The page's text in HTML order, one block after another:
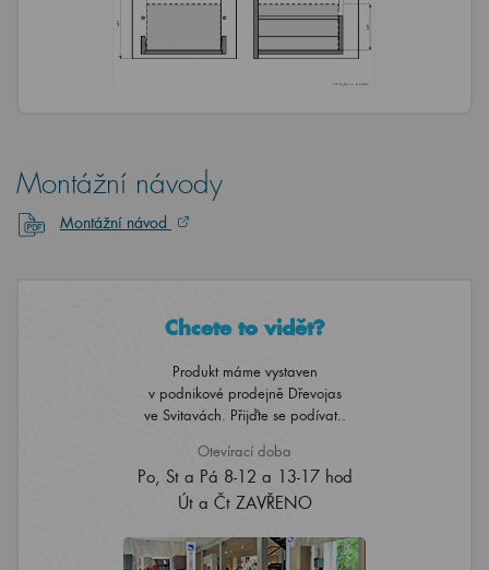
Montážní návody
Montážní návod
Chcete to vidět?
Produkt máme vystaven
v podnikové prodejně Dřevojas
ve Svitavách. Přijďte se podívat..
Otevírací doba
Po, St a Pá 8-12 a 13-17 hod
Út a Čt ZAVŘENO